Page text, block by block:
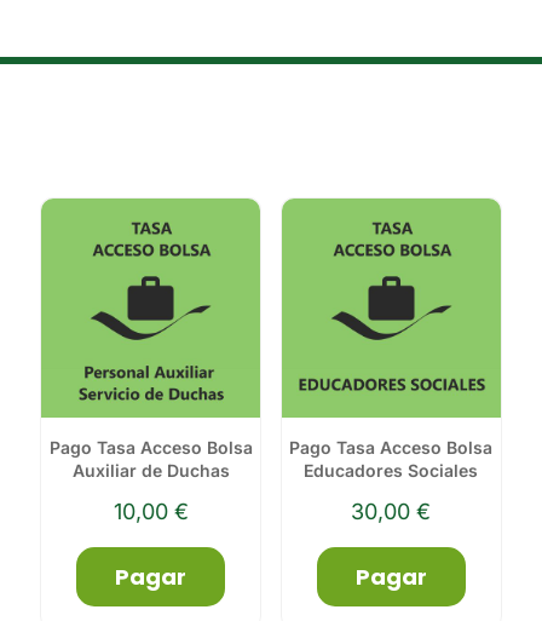
Pago Tasa Acceso Bolsa
Auxiliar de Duchas
10,00 €
Pagar
Pago Tasa Acceso Bolsa
Educadores Sociales
30,00€
Pagar